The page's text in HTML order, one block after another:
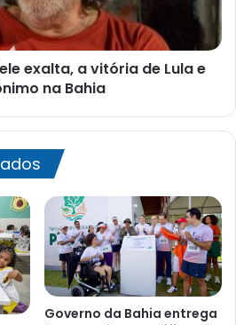
exalta, a vitória de Lula e
na Bahia
Governo da Bahia entrega